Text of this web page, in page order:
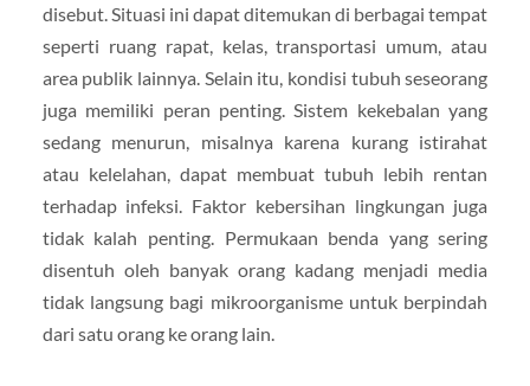
disebut. Situasi ini dapat ditemukan di berbagai tempat
seperti ruang rapat, kelas, transportasi umum, atau
area publik lainnya. Selain itu, kondisi tubuh seseorang
juga memiliki peran penting. Sistem kekebalan yang
sedang menurun, misalnya karena kurang istirahat
atau kelelahan, dapat membuat tubuh lebih rentan
terhadap infeksi. Faktor kebersihan lingkungan juga
tidak kalah penting. Permukaan benda yang sering
disentuh oleh banyak orang kadang menjadi media
tidak langsung bagi mikroorganisme untuk berpindah
dari satu orang ke orang lain.